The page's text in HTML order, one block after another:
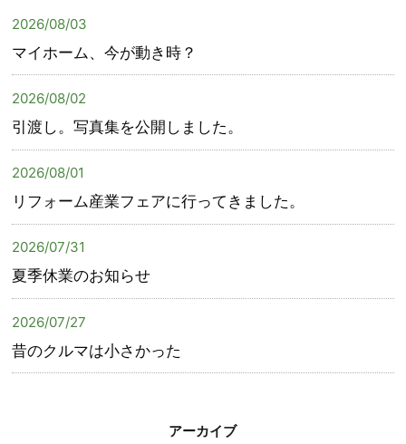
2026/08/03
マイホーム、今が動き時？
2026/08/02
引渡し。写真集を公開しました。
2026/08/01
リフォーム産業フェアに行ってきました。
2026/07/31
夏季休業のお知らせ
2026/07/27
昔のクルマは小さかった
アーカイブ